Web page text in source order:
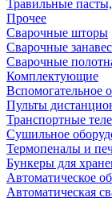
Травильные
Прочее
Сварочные шторы
Сварочные
Сварочные
Комплектующие
Вспомогательное
Пульты
Транспортные
Сушильное
Термопеналы и
Бункеры для
Автоматическое
Автоматическая